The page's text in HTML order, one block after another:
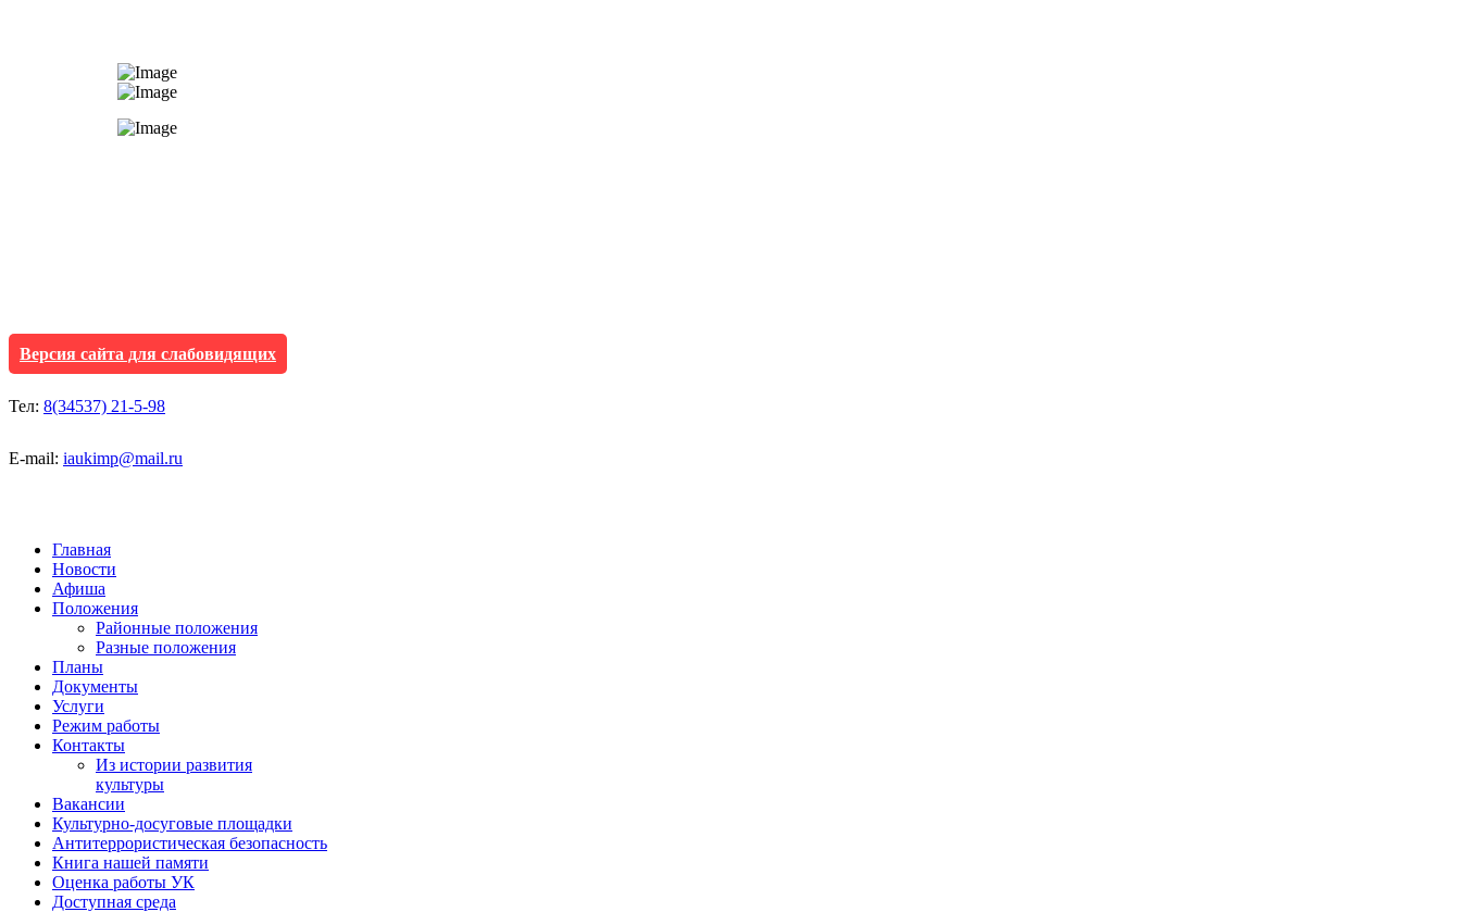
Версия сайта для слабовидящих
Тел: 8(34537) 21-5-98
E-mail: iaukimp@mail.ru
Главная
Новости
Афиша
Положения
Районные положения
Разные положения
Планы
Документы
Услуги
Режим работы
Контакты
Из истории развития
культуры
Вакансии
Культурно-досуговые площадки
Антитеррористическая безопасность
Книга нашей памяти
Оценка работы УК
Доступная среда